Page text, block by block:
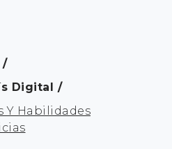
Digital
Y Habilidades